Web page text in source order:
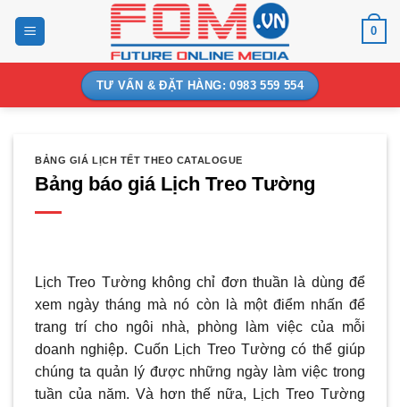
0
TƯ VẤN & ĐẶT HÀNG: 0983 559 554
BẢNG GIÁ LỊCH TẾT THEO CATALOGUE
Bảng báo giá Lịch Treo Tường
Lịch Treo Tường không chỉ đơn thuần là dùng để
xem ngày tháng mà nó còn là một điểm nhấn để
trang trí cho ngôi nhà, phòng làm việc của mỗi
doanh nghiệp. Cuốn Lịch Treo Tường có thể giúp
chúng ta quản lý được những ngày làm việc trong
tuần của năm. Và hơn thế nữa, Lịch Treo Tường